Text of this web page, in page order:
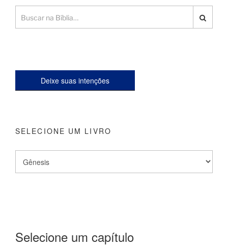
Deixe suas intenções
SELECIONE UM LIVRO
Selecione um capítulo